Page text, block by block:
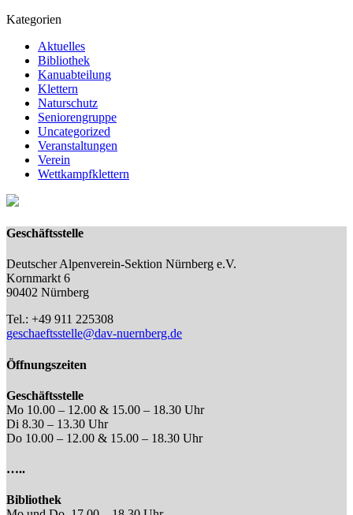
Kategorien
Aktuelles
Bibliothek
Kanuabteilung
Klettern
Naturschutz
Seniorengruppe
Uncategorized
Veranstaltungen
Verein
Wettkampfklettern
Geschäftsstelle
Deutscher Alpenverein-Sektion Nürnberg e.V.
Kornmarkt 6
90402 Nürnberg
Tel.: +49 911 225308
geschaeftsstelle@dav-nuernberg.de
Öffnungszeiten
Geschäftsstelle
Mo 10.00 – 12.00 & 15.00 – 18.30 Uhr
Di 8.30 – 13.30 Uhr
Do 10.00 – 12.00 & 15.00 – 18.30 Uhr
…..
Bibliothek